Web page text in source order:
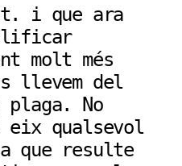
i que ara
molt més
llevem del
plaga. No
eix qualsevol
que resulte